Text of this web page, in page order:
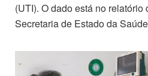
(UTI). O dado está no
Secretaria de Estado da